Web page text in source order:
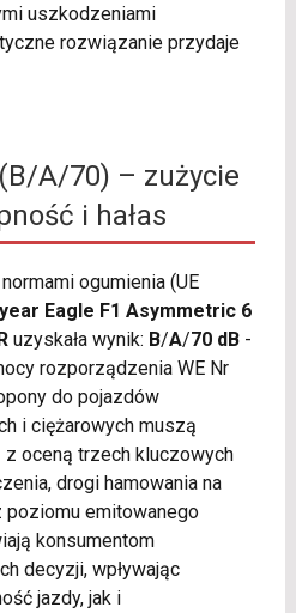
uszkodzeniami
rozwiązanie przydaje
A/70) – zużycie
i hałas
ogumienia (UE
Eagle F1 Asymmetric 6
uzyskała wynik: B/A/70 dB-
rozporządzenia WE Nr
do pojazdów
i ciężarowych muszą
oceną trzech kluczowych
drogi hamowania na
poziomu emitowanego
konsumentom
decyzji, wpływając
jazdy, jak i